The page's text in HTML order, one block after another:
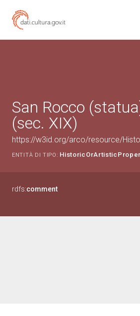
San Rocco
(sec. XIX)
https://w3id.org/arco/resource/
ENTITÀ DI TIPO:
rdfs:comment